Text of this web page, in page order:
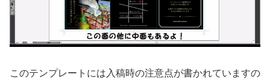
このテンプレートには入稿時の注意点が書かれていますの